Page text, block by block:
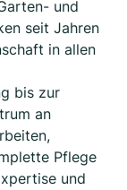
und
seit Jahren
in allen
bis zur
an
Pflege
und